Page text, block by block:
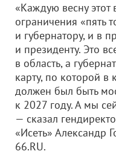
«Каждую весну этот
ограничения «пять
и губернатору, и в
и президенту. Это
в область, а
карту, по которой в
должен был быть
к 2027 году. А мы
— сказал
«Исеть» Александр
66.RU.